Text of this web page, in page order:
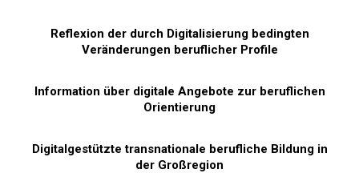
Reflexion der durch Digitalisierung bedingten
Veränderungen beruflicher Profile
Information über digitale Angebote zur beruflichen
Orientierung
Digitalgestützte transnationale berufliche Bildung in
der Großregion